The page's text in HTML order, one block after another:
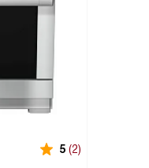
5 (2)